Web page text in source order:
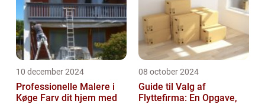
10 december 2024
Professionelle Malere i
Køge Farv dit hjem med
08 october 2024
Guide til Valg af
Flyttefirma: En Opgave,